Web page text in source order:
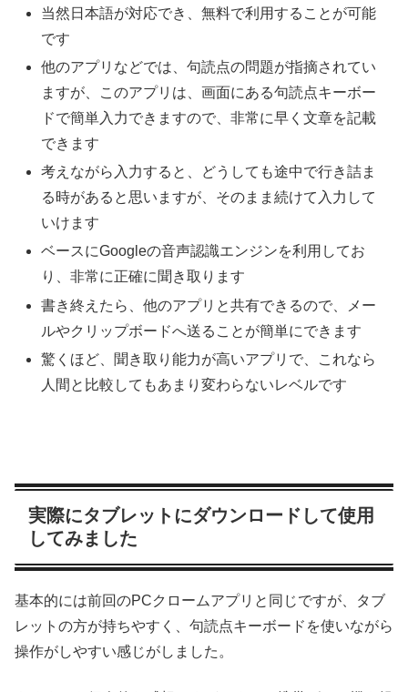
当然日本語が対応でき、無料で利用することが可能
です
他のアプリなどでは、句読点の問題が指摘されてい
ますが、このアプリは、画面にある句読点キーボー
ドで簡単入力できますので、非常に早く文章を記載
できます
考えながら入力すると、どうしても途中で行き詰ま
る時があると思いますが、そのまま続けて入力して
いけます
ベースにGoogleの音声認識エンジンを利用してお
り、非常に正確に聞き取ります
書き終えたら、他のアプリと共有できるので、メー
ルやクリップボードへ送ることが簡単にできます
驚くほど、聞き取り能力が高いアプリで、これなら
人間と比較してもあまり変わらないレベルです
実際にタブレットにダウンロードして使用
してみました
基本的には前回のPCクロームアプリと同じですが、タブ
レットの方が持ちやすく、句読点キーボードを使いながら
操作がしやすい感じがしました。